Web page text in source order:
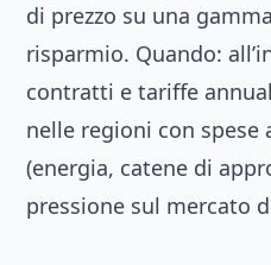
di prezzo su una
risparmio. Quando:
contratti e tariffe
nelle regioni con
(energia, catene di
pressione sul mercato